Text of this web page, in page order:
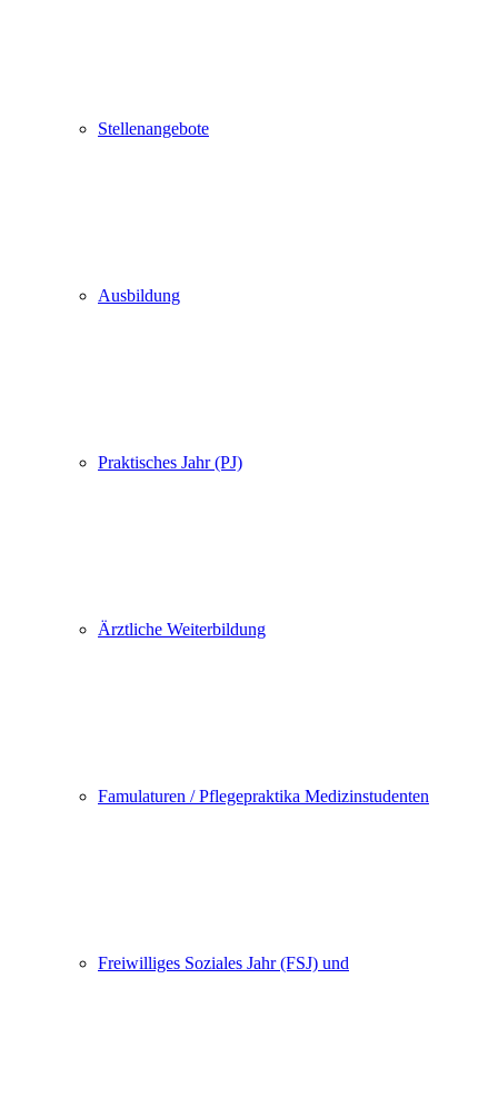
Stellenangebote
Ausbildung
Praktisches Jahr (PJ)
Ärztliche Weiterbildung
Famulaturen / Pflegepraktika Medizinstudenten
Freiwilliges Soziales Jahr (FSJ) und